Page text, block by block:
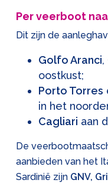
Per veerboot
Dit zijn de
Golfo Aranci,
oostkust;
Porto Torres
in het
Cagliari aan
De
aanbieden van het
Sardinië zijn GNV,